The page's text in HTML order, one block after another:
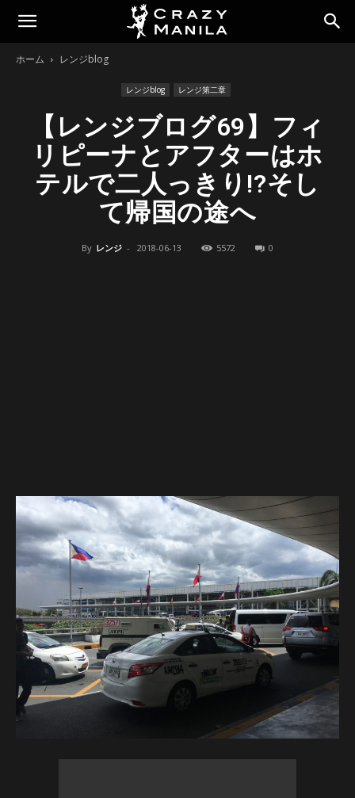
ホーム レンジblog
レンジblog レンジ第二章
【レンジブログ69】フィ
リピーナとアフターはホ
テルで二人っきり!?そし
て帰国の途へ
By レンジ - 2018-06-13 5572 0